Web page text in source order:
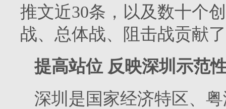
推文近30条，以及数十个
战、总体战、阻击战贡献
提高站位 反映深圳示范
深圳是国家经济特区、